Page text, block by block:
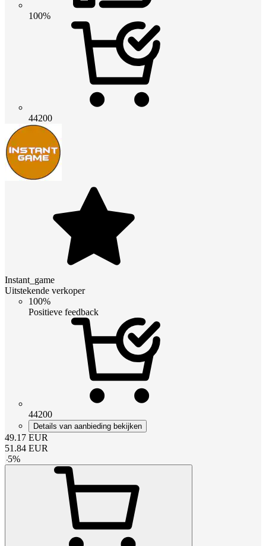
100%
44200
Instant_game
Uitstekende verkoper
100%
Positieve feedback
44200
Details van aanbieding bekijken
49.17 EUR
51.84 EUR
-5%